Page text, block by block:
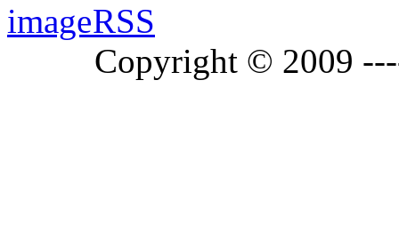
RSS
Copyright © 2009